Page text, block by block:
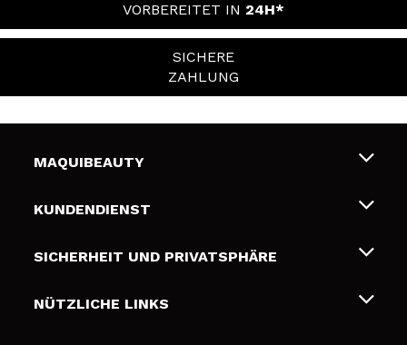
VORBEREITET IN 24H*
SICHERE
ZAHLUNG
MAQUIBEAUTY
Über uns
Geschenkkarten
KUNDENDIENST
Liefer- und Versandkosten
Zahlung
SICHERHEIT UND PRIVATSPHÄRE
Bedingungen und Datenschutz
NÜTZLICHE LINKS